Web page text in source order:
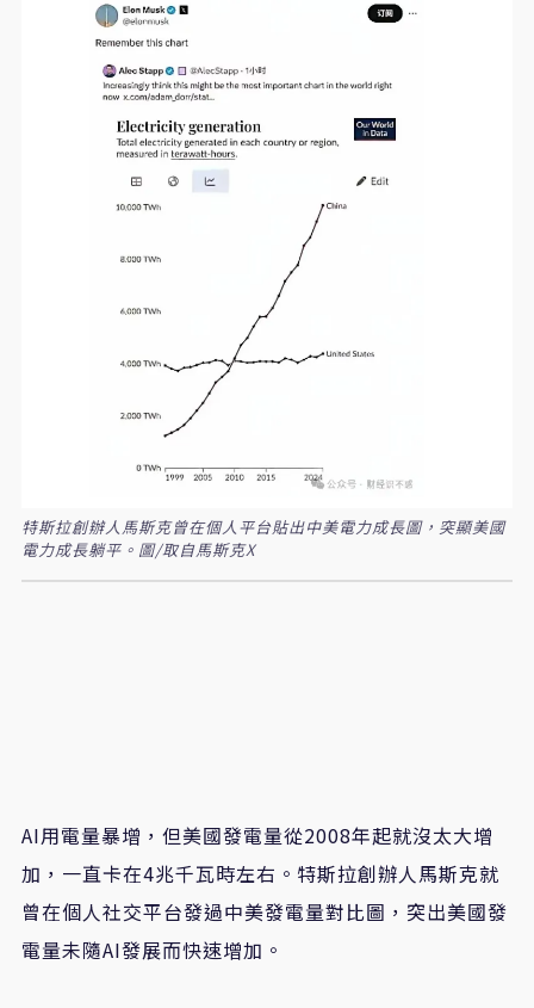
特斯拉創辦人馬斯克曾在個人平台貼出中美電力成長圖，突顯美國
電力成長躺平。圖/取自馬斯克X
AI用電量暴增，但美國發電量從2008年起就沒太大增
加，一直卡在4兆千瓦時左右。特斯拉創辦人馬斯克就
曾在個人社交平台發過中美發電量對比圖，突出美國發
電量未隨AI發展而快速增加。